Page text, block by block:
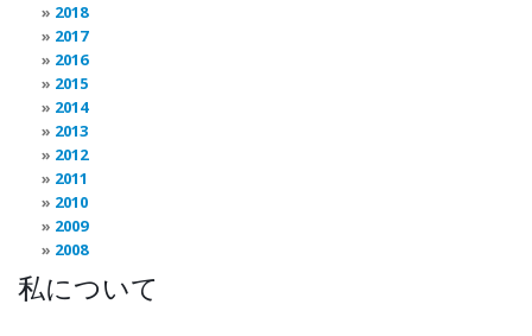
2018
2017
2016
2015
2014
2013
2012
2011
2010
2009
2008
私について